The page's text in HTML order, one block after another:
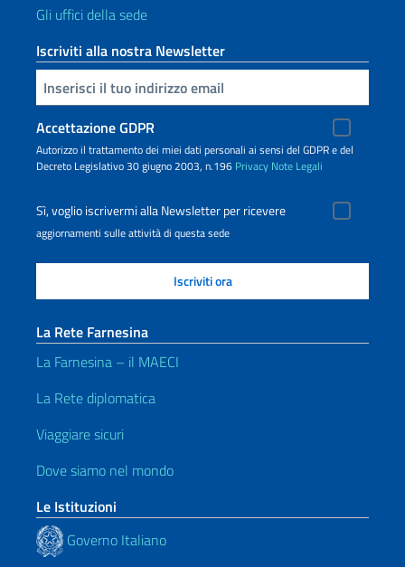
Gli uffici della sede
Iscriviti alla nostra Newsletter
Inserisci la tua email
Accettazione GDPR
Autorizzo il trattamento dei miei dati personali ai sensi del GDPR e del
Decreto Legislativo 30 giugno 2003, n.196 Privacy Note Legali
Sì, voglio iscrivermi alla Newsletter per ricevere
aggiornamenti sulle attività di questa sede
La Rete Farnesina
La Farnesina – il MAECI
La Rete diplomatica
Viaggiare sicuri
Dove siamo nel mondo
Le Istituzioni
Governo Italiano